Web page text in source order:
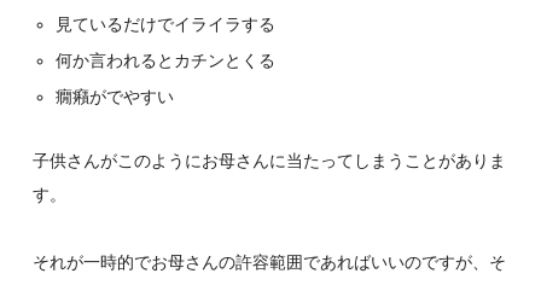
見ているだけでイライラする
何か言われるとカチンとくる
癇癪がでやすい
子供さんがこのようにお母さんに当たってしまうことがありま
す。
それが一時的でお母さんの許容範囲であればいいのですが、そ